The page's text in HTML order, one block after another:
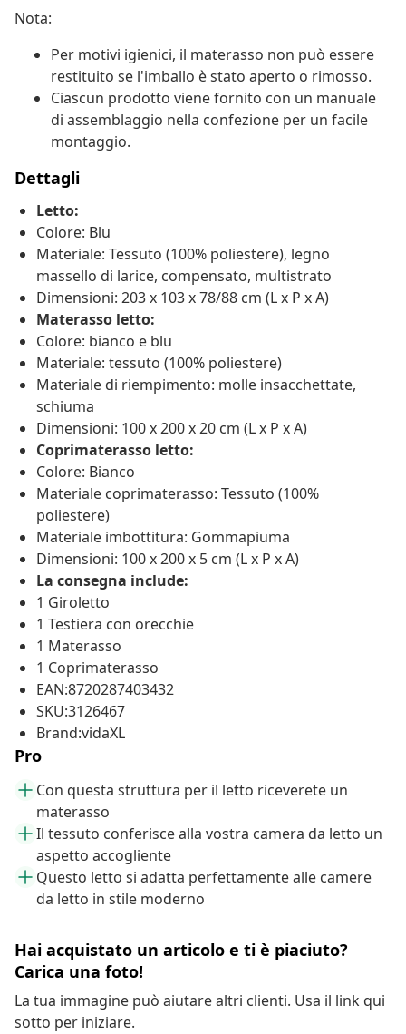
Nota:
Per motivi igienici, il materasso non può essere
restituito se l'imballo è stato aperto o rimosso.
Ciascun prodotto viene fornito con un manuale
di assemblaggio nella confezione per un facile
montaggio.
Dettagli
Letto:
Colore: Blu
Materiale: Tessuto (100% poliestere), legno
massello di larice, compensato, multistrato
Dimensioni: 203 x 103 x 78/88 cm (L x P x A)
Materasso letto:
Colore: bianco e blu
Materiale: tessuto (100% poliestere)
Materiale di riempimento: molle insacchettate,
schiuma
Dimensioni: 100 x 200 x 20 cm (L x P x A)
Coprimaterasso letto:
Colore: Bianco
Materiale coprimaterasso: Tessuto (100%
poliestere)
Materiale imbottitura: Gommapiuma
Dimensioni: 100 x 200 x 5 cm (L x P x A)
La consegna include:
1 Giroletto
1 Testiera con orecchie
1 Materasso
1 Coprimaterasso
EAN:8720287403432
SKU:3126467
Brand:vidaXL
Pro
Con questa struttura per il letto riceverete un
materasso
Il tessuto conferisce alla vostra camera da letto un
aspetto accogliente
Questo letto si adatta perfettamente alle camere
da letto in stile moderno
Hai acquistato un articolo e ti è piaciuto?
Carica una foto!
La tua immagine può aiutare altri clienti. Usa il link qui
sotto per iniziare.